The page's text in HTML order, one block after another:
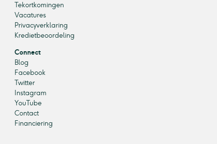
Tekortkomingen
Vacatures
Privacyverklaring
Kredietbeoordeling
Connect
Blog
Facebook
Twitter
Instagram
YouTube
Contact
Financiering